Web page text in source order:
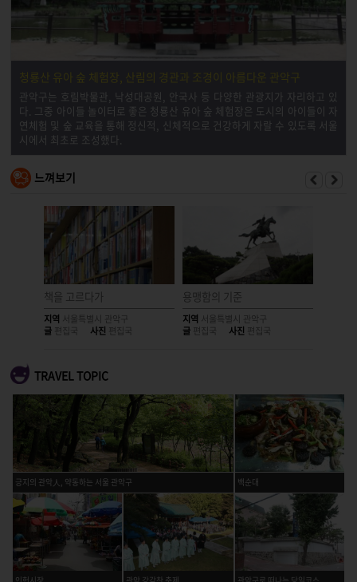
청룡산 유아 숲 체험장, 산림의 경관과 조경이 아름다운 관악구
관악구는 호림박물관, 낙성대공원, 안국사 등 다양한 관광지가 자리하고 있
다. 그중 아이들 놀이터로 좋은 청룡산 유아 숲 체험장은 도시의 아이들이 자
연체험 및 숲 교육을 통해 정신적, 신체적으로 건강하게 자랄 수 있도록 서울
시에서 최초로 조성했다.
느껴보기
책을 고르다가
지역 서울특별시 관악구
글 편집국 사진 편집국
용맹함의 기준
지역 서울특별시 관악구
글 편집국 사진 편집국
TRAVEL TOPIC
백순대
긍지의 관악人, 약동하는 서울 관악구